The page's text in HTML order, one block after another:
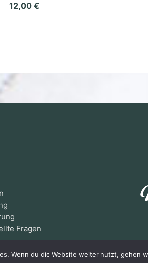
12,00 €
Fragen
Wenn du die Website weiter nutzt, gehen